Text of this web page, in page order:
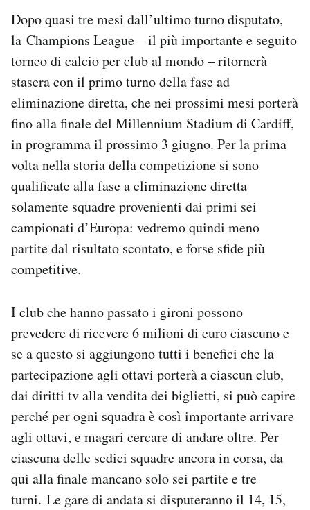
SHOP
CALENDARIO
AREA PERSONALE
Area Personale
Notifiche mobile
Regala il Post
Hai bisogno di aiuto?
Esci
Dopo quasi tre mesi dall’ultimo turno disputato,
la Champions League – il più importante e seguito
torneo di calcio per club al mondo – ritornerà
stasera con il primo turno della fase ad
eliminazione diretta, che nei prossimi mesi porterà
fino alla finale del Millennium Stadium di Cardiff,
in programma il prossimo 3 giugno. Per la prima
volta nella storia della competizione si sono
qualificate alla fase a eliminazione diretta
solamente squadre provenienti dai primi sei
campionati d’Europa: vedremo quindi meno
partite dal risultato scontato, e forse sfide più
competitive.
I club che hanno passato i gironi possono
prevedere di ricevere 6 milioni di euro ciascuno e
se a questo si aggiungono tutti i benefici che la
partecipazione agli ottavi porterà a ciascun club,
dai diritti tv alla vendita dei biglietti, si può capire
perché per ogni squadra è così importante arrivare
agli ottavi, e magari cercare di andare oltre. Per
ciascuna delle sedici squadre ancora in corsa, da
qui alla finale mancano solo sei partite e tre
turni. Le gare di andata si disputeranno il 14, 15,